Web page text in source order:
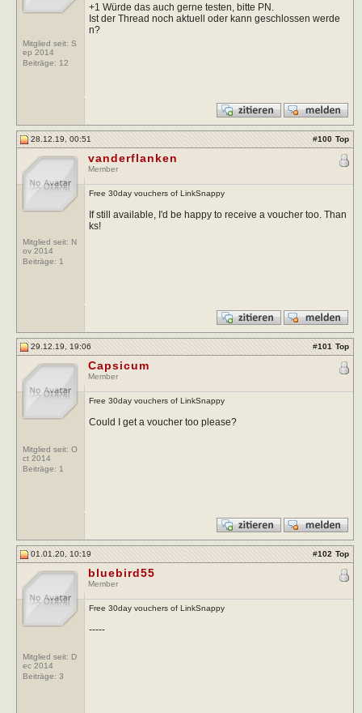
Mitglied seit: S
ep 2014
Beiträge: 12
+1 Würde das auch gerne testen, bitte PN.
Ist der Thread noch aktuell oder kann geschlossen werde
n?
28.12.19, 00:51 #100 Top
Mitglied seit: N
ov 2014
Beiträge: 1
vanderflanken
Member
Free 30day vouchers of LinkSnappy
If still available, I'd be happy to receive a voucher too. Than
ks!
29.12.19, 19:06 #101 Top
Mitglied seit: O
ct 2014
Beiträge: 1
Capsicum
Member
Free 30day vouchers of LinkSnappy
Could I get a voucher too please?
01.01.20, 10:19 #102 Top
Mitglied seit: D
ec 2014
Beiträge: 3
bluebird55
Member
Free 30day vouchers of LinkSnappy
-----